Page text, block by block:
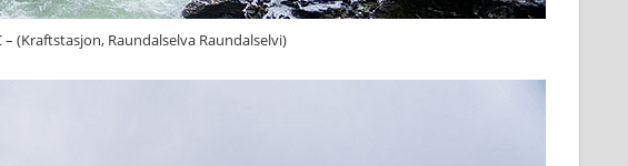
(Kraftstasjon, Raundalselva Raundalselvi)